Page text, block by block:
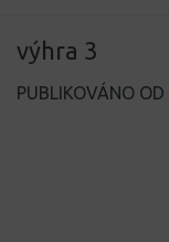
výhra 3
PUBLIKOVÁNO OD